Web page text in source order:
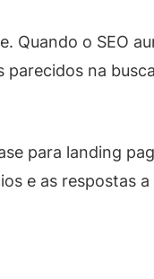
Quando o SEO
parecidos na
para landing
e as respostas